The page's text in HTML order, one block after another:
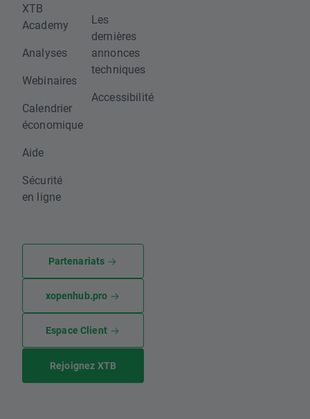
XTB
Academy
Analyses
Webinaires
Calendrier
économique
Aide
Sécurité
en ligne
Les
dernières
annonces
techniques
Accessibilité
Partenariats
xopenhub.pro
Espace Client
Rejoignez XTB